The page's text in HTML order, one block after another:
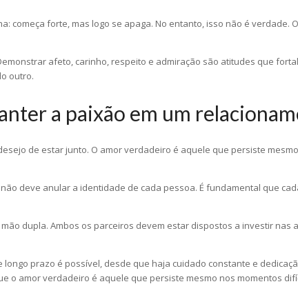
começa forte, mas logo se apaga. No entanto, isso não é
afeto, carinho, respeito e admiração são atitudes que
outro.
a paixão em um
de estar junto. O amor verdadeiro é aquele que persiste
deve anular a identidade de cada pessoa. É fundamental que
dupla. Ambos os parceiros devem estar dispostos a investir nas
prazo é possível, desde que haja cuidado constante e
o amor verdadeiro é aquele que persiste mesmo nos momentos